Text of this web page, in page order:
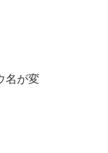
名が変